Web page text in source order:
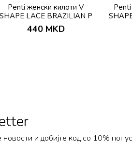
Penti женски килоти V
SHAPE LACE BRAZILIAN P
440 MKD
и добијте код со 10%